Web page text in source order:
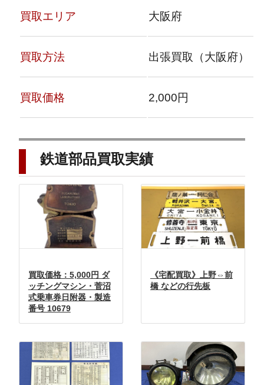
買取エリア 大阪府
買取方法 出張買取（大阪府）
買取価格 2,000円
鉄道部品買取実績
買取価格：5,000円 ダ
ッチングマシン・菅沼
式乗車券日附器・製造
番号 10679
《宅配買取》上野⇔前
橋 などの行先板